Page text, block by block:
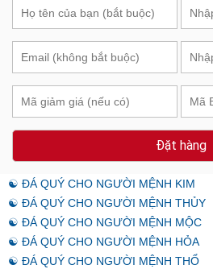
Đặt hàng
☯ ĐÁ QUÝ CHO NGƯỜI MỆNH KIM
☯ ĐÁ QUÝ CHO NGƯỜI MỆNH THỦY
☯ ĐÁ QUÝ CHO NGƯỜI MỆNH MỘC
☯ ĐÁ QUÝ CHO NGƯỜI MỆNH HỎA
☯ ĐÁ QUÝ CHO NGƯỜI MỆNH THỔ